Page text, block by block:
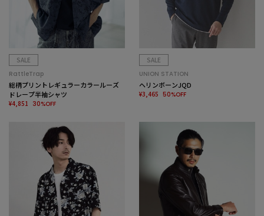
SALE
RattleTrap
総柄プリントレギュラーカラールーズ
ドレープ半袖シャツ
¥4,851 30%OFF
SALE
UNION STATION
ヘリンボーンJQD
¥3,465 50%OFF